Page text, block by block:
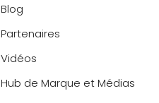
Blog
Partenaires
Vidéos
Hub de Marque et Médias